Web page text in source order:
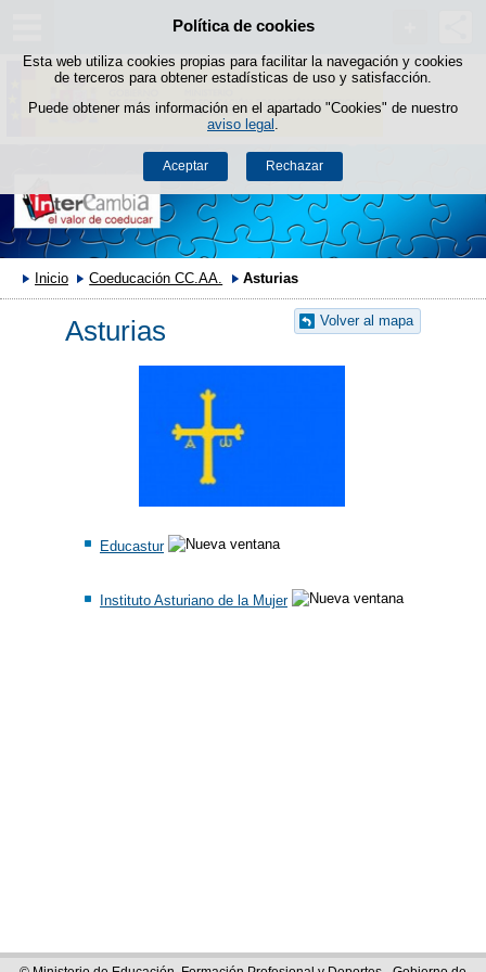
Política de cookies
Esta web utiliza cookies propias para facilitar la navegación y cookies
de terceros para obtener estadísticas de uso y satisfacción.
Puede obtener más información en el apartado "Cookies" de nuestro
aviso legal
Aceptar Rechazar
Saltar al contenido
Inicio Coeducación CC.AA. Asturias
Volver al mapa
Asturias
Educastur
Instituto Asturiano de la Mujer